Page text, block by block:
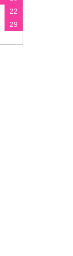
22
29